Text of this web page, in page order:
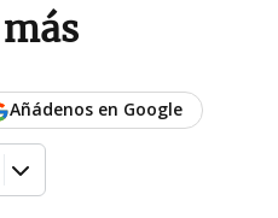
Añádenos en Google